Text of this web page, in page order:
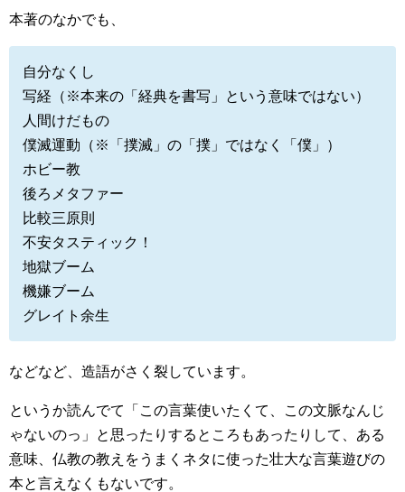
本著のなかでも、
自分なくし
写経（※本来の「経典を書写」という意味ではない）
人間けだもの
僕滅運動（※「撲滅」の「撲」ではなく「僕」）
ホビー教
後ろメタファー
比較三原則
不安タスティック！
地獄ブーム
機嫌ブーム
グレイト余生
などなど、造語がさく裂しています。
というか読んでて「この言葉使いたくて、この文脈なんじ
ゃないのっ」と思ったりするところもあったりして、ある
意味、仏教の教えをうまくネタに使った壮大な言葉遊びの
本と言えなくもないです。